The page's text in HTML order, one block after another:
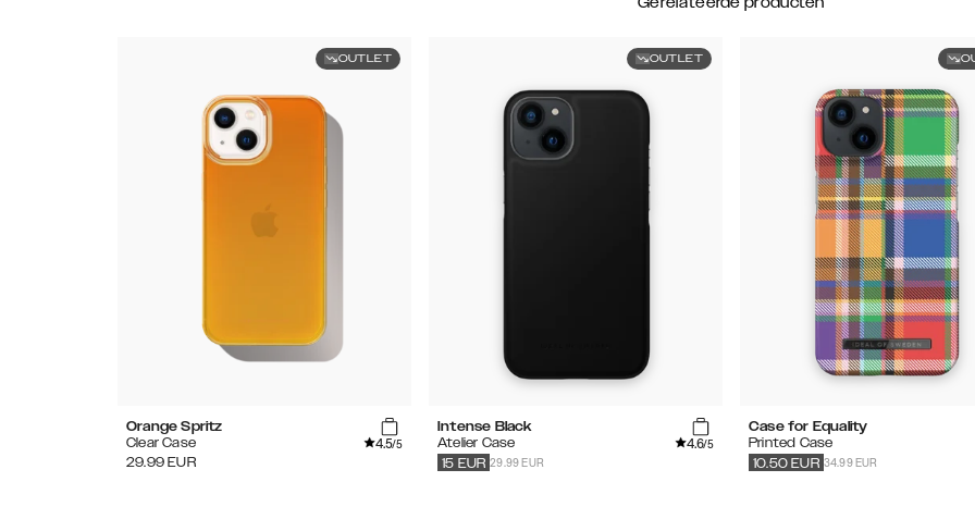
OUTLET
Orange Spritz
Clear Case
4.5/5
29.99 EUR
OUTLET
Intense Black
Atelier Case
4.6/5
29.99 EUR
15 EUR
Case for Equality
Printed Case
34.99 EUR
10.50 EUR